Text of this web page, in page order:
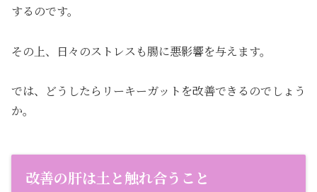
するのです。
その上、日々のストレスも腸に悪影響を与えます。
では、どうしたらリーキーガットを改善できるのでしょう
か。
改善の肝は土と触れ合うこと